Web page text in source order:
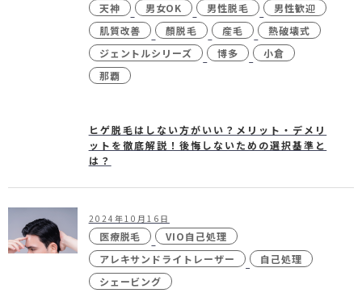
天神
男女OK 男性脱毛
男性歓迎
肌質改善
顏脱毛 産毛
熱破壊式
ジェントルシリーズ
博多
小倉
那覇
ヒゲ脱毛はしない方がいい？メリット・デメリ
ットを徹底解説！後悔しないための選択基準と
は？
2024年10月16日
医療脱毛
VIO自己処理
アレキサンドライトレーザー
自己処理
シェービング